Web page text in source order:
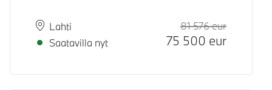
Paikkakunta
Lahti
Toimitusaika
Saatavilla nyt
81 576eurHinta
75 500 eur